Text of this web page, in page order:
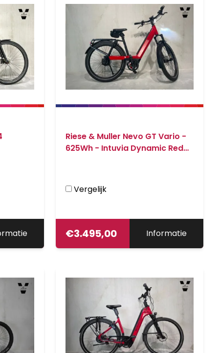
Riese & Muller Nevo GT Vario -
625Wh - Intuvia Dynamic Red
Vergelijk
€3.495,00 Informatie